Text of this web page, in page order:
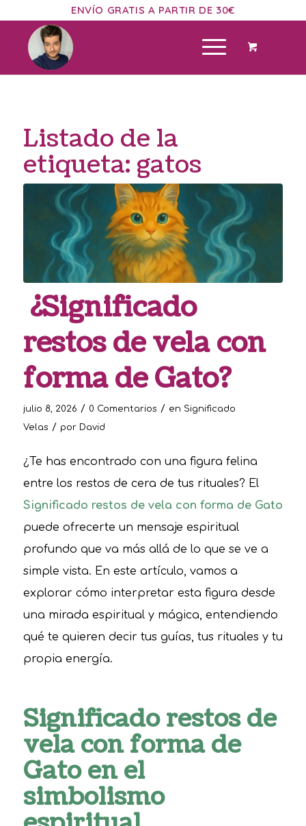
ENVÍO GRATIS A PARTIR DE 30€
Listado de la
etiqueta: gatos
¿Significado
restos de vela con
forma de Gato?
julio 8, 2026 / 0 Comentarios / en Significado
Velas / por David
¿Te has encontrado con una figura felina
entre los restos de cera de tus rituales? El
Significado restos de vela con forma de Gato
puede ofrecerte un mensaje espiritual
profundo que va más allá de lo que se ve a
simple vista. En este artículo, vamos a
explorar cómo interpretar esta figura desde
una mirada espiritual y mágica, entendiendo
qué te quieren decir tus guías, tus rituales y tu
propia energía.
Significado restos de
vela con forma de
Gato en el
simbolismo